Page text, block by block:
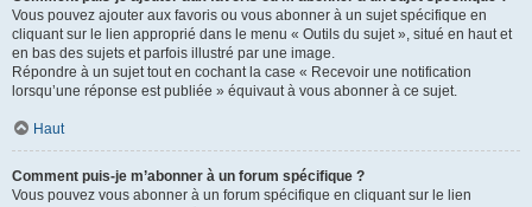
Vous pouvez ajouter aux favoris ou vous abonner à un sujet spécifique en
cliquant sur le lien approprié dans le menu « Outils du sujet », situé en haut et
en bas des sujets et parfois illustré par une image.
Répondre à un sujet tout en cochant la case « Recevoir une notification
lorsqu’une réponse est publiée » équivaut à vous abonner à ce sujet.
Haut
Comment puis-je m’abonner à un forum spécifique ?
Vous pouvez vous abonner à un forum spécifique en cliquant sur le lien